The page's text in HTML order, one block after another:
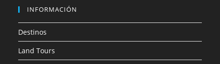
aplicación
INFORMACIÓN
Destinos
Land Tours